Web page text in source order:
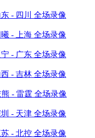
- 四川 全场录像
- 上海 全场录像
- 广东 全场录像
- 吉林 全场录像
- 雷霆 全场录像
- 天津 全场录像
- 北控 全场录像